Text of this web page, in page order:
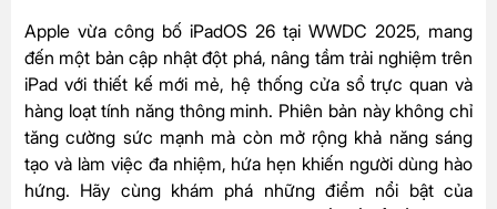
Apple vừa công bố iPadOS 26 tại WWDC 2025, mang
đến một bản cập nhật đột phá, nâng tầm trải nghiệm trên
iPad với thiết kế mới mẻ, hệ thống cửa sổ trực quan và
hàng loạt tính năng thông minh. Phiên bản này không chỉ
tăng cường sức mạnh mà còn mở rộng khả năng sáng
tạo và làm việc đa nhiệm, hứa hẹn khiến người dùng hào
hứng. Hãy cùng khám phá những điểm nổi bật của